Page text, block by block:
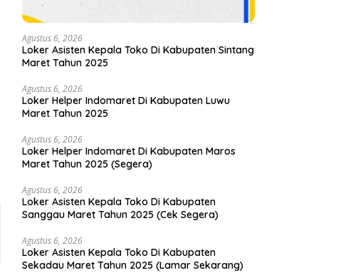
Agustus 6, 2026
Loker Asisten Kepala Toko Di Kabupaten Sintang
Maret Tahun 2025
Agustus 6, 2026
Loker Helper Indomaret Di Kabupaten Luwu
Maret Tahun 2025
Agustus 6, 2026
Loker Helper Indomaret Di Kabupaten Maros
Maret Tahun 2025 (Segera)
Agustus 6, 2026
Loker Asisten Kepala Toko Di Kabupaten
Sanggau Maret Tahun 2025 (Cek Segera)
Agustus 6, 2026
Loker Asisten Kepala Toko Di Kabupaten
Sekadau Maret Tahun 2025 (Lamar Sekarang)